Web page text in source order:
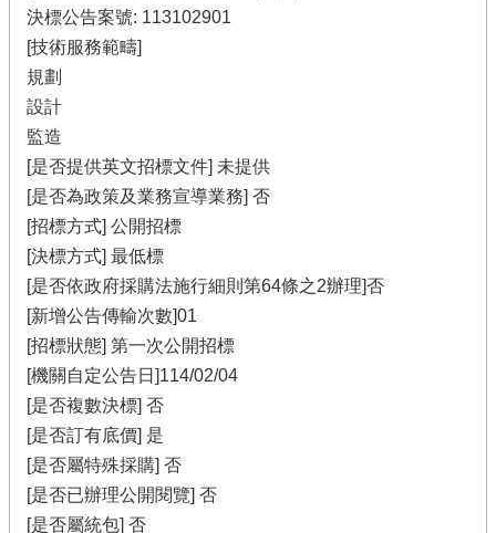
決標公告案號: 113102901
[技術服務範疇]
規劃
設計
監造
[是否提供英文招標文件] 未提供
[是否為政策及業務宣導業務] 否
[招標方式] 公開招標
[決標方式] 最低標
[是否依政府採購法施行細則第64條之2辦理]否
[新增公告傳輸次數]01
[招標狀態] 第一次公開招標
[機關自定公告日]114/02/04
[是否複數決標] 否
[是否訂有底價] 是
[是否屬特殊採購] 否
[是否已辦理公開閱覽] 否
[是否屬統包] 否